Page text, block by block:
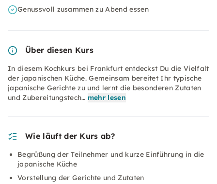
Genussvoll zusammen zu Abend essen
Über diesen Kurs
In diesem Kochkurs bei Frankfurt entdeckst Du die Vielfalt
der japanischen Küche. Gemeinsam bereitet Ihr typische
japanische Gerichte zu und lernt die besonderen Zutaten
und Zubereitungstech… mehr lesen
Wie läuft der Kurs ab?
Begrüßung der Teilnehmer und kurze Einführung in die
japanische Küche
Vorstellung der Gerichte und Zutaten